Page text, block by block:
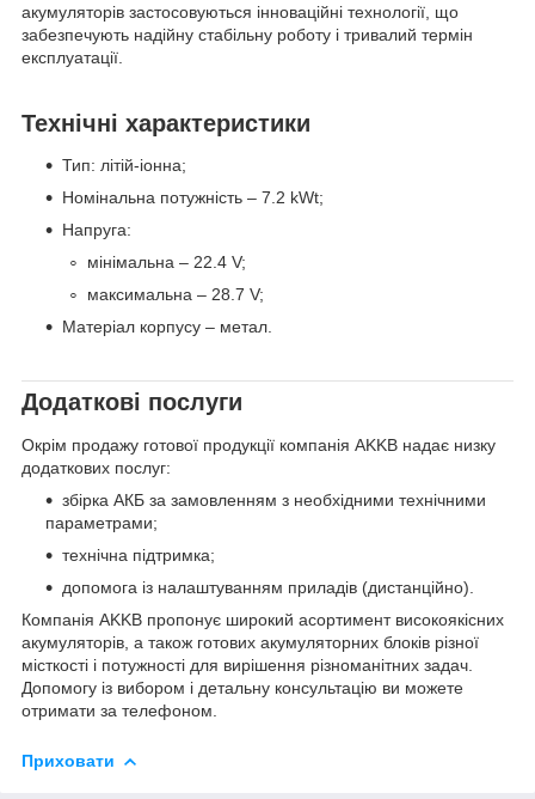
акумуляторів застосовуються інноваційні технології, що
забезпечують надійну стабільну роботу і тривалий термін
експлуатації.
Технічні характеристики
Тип: літій-іонна;
Номінальна потужність – 7.2 kWt;
Напруга:
мінімальна – 22.4 V;
максимальна – 28.7 V;
Матеріал корпусу – метал.
Додаткові послуги
Окрім продажу готової продукції компанія AKKB надає низку
додаткових послуг:
збірка АКБ за замовленням з необхідними технічними
параметрами;
технічна підтримка;
допомога із налаштуванням приладів (дистанційно).
Компанія AKKB пропонує широкий асортимент високоякісних
акумуляторів, а також готових акумуляторних блоків різної
місткості і потужності для вирішення різноманітних задач.
Допомогу із вибором і детальну консультацію ви можете
отримати за телефоном.
Приховати